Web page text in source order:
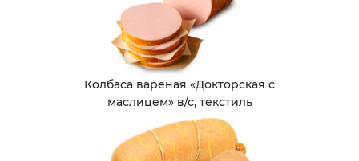
Колбаса вареная «Докторская с
маслицем» в/с, текстиль